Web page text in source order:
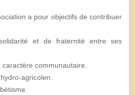
a pour objectifs de contribuer
et de fraternité entre ses
communautaire.
agricolen.